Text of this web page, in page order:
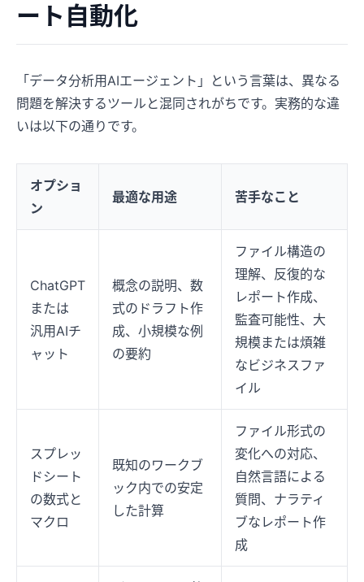
ート自動化
「データ分析用AIエージェント」という言葉は、異なる
問題を解決するツールと混同されがちです。実務的な違
いは以下の通りです。
オプショ
ン
最適な用途 苦手なこと
ChatGPT
または
汎用AIチ
ャット
概念の説明、数
式のドラフト作
成、小規模な例
の要約
ファイル構造の
理解、反復的な
レポート作成、
監査可能性、大
規模または煩雑
なビジネスファ
イル
スプレッ
ドシート
の数式と
マクロ
既知のワークブ
ック内での安定
した計算
ファイル形式の
変化への対応、
自然言語による
質問、ナラティ
ブなレポート作
成